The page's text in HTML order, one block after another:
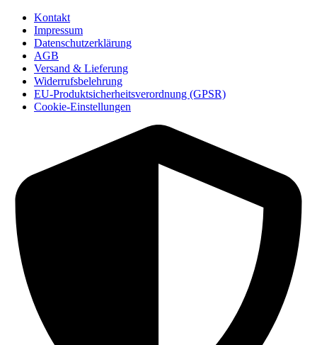
Kontakt
Impressum
Datenschutzerklärung
AGB
Versand & Lieferung
Widerrufsbelehrung
EU-Produktsicherheitsverordnung (GPSR)
Cookie-Einstellungen